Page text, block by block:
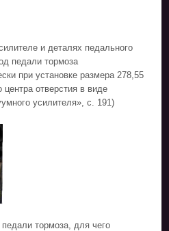
и деталях педального
педали тормоза
при установке размера 278,55
отверстия в виде
усилителя», с. 191)
тормоза, для чего